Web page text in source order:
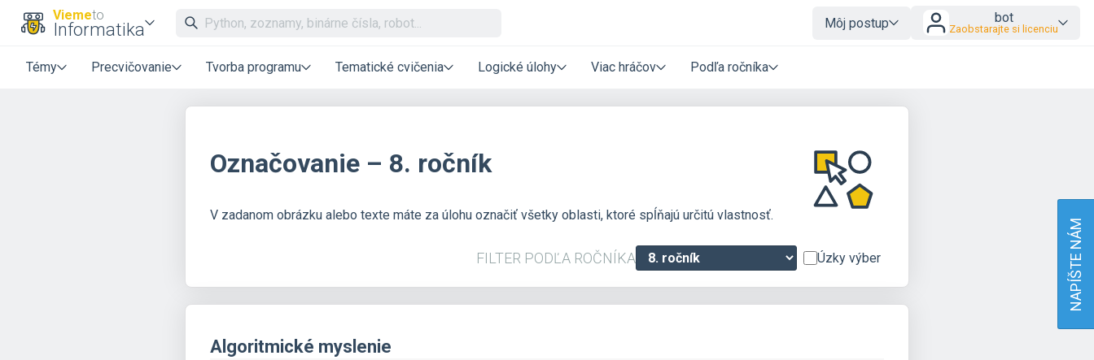
Viemeto
Informatika Môj postup bot
Zaobstarajte si licenciu
Témy Precvičovanie Tvorba programu Tematické cvičenia Logické úlohy Viac hráčov Podľa ročníka
Označovanie – 8. ročník
V zadanom obrázku alebo texte máte za úlohu označiť všetky oblasti, ktoré spĺňajú určitú vlastnosť.
FILTER PODĽA ROČNÍKA Úzky výber
Algoritmické myslenie
NAPÍŠTE NÁM